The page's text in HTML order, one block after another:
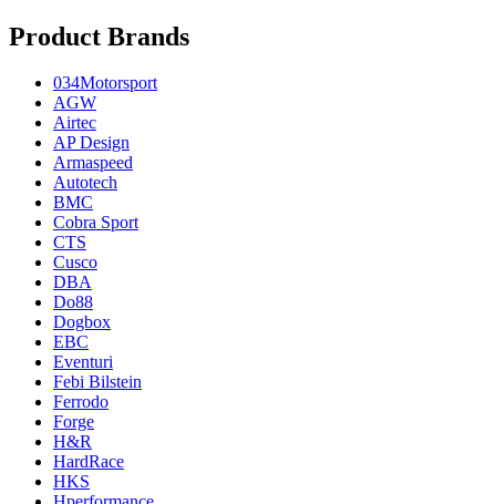
Product Brands
034Motorsport
AGW
Airtec
AP Design
Armaspeed
Autotech
BMC
Cobra Sport
CTS
Cusco
DBA
Do88
Dogbox
EBC
Eventuri
Febi Bilstein
Ferrodo
Forge
H&R
HardRace
HKS